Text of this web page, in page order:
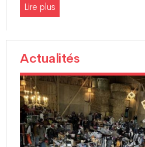
Lire plus
Actualités